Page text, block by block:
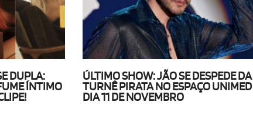
DUPLA:
ÍNTIMO
ÚLTIMO SHOW: JÃO SE DESPEDE DA
TURNÊ PIRATA NO ESPAÇO UNIMED
DIA 11 DE NOVEMBRO